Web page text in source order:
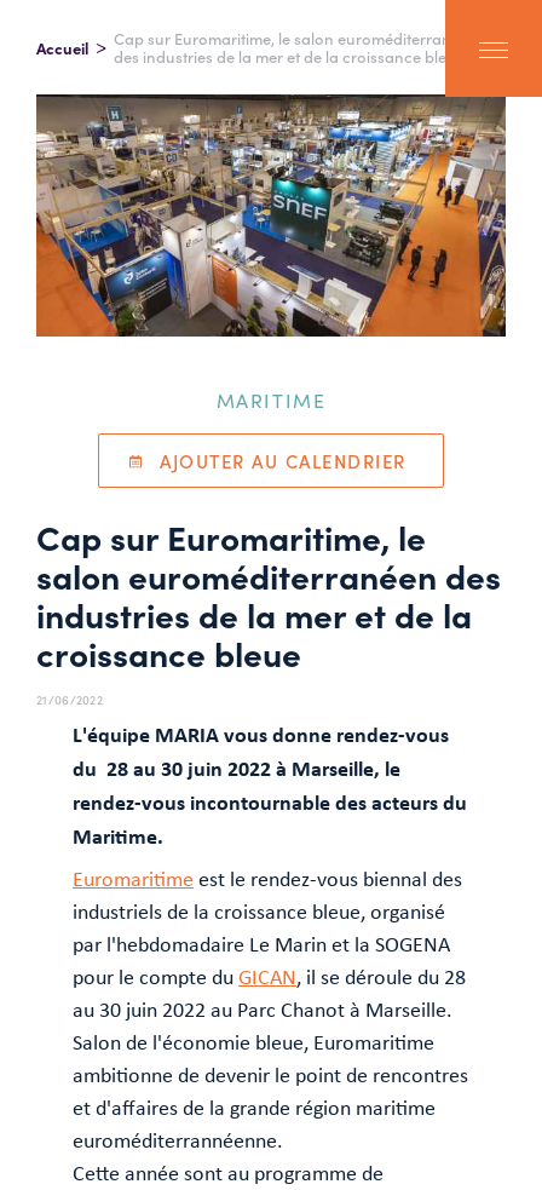
Accueil Cap sur Euromaritime, le salon euroméditerranéen
des industries de la mer et de la croissance bleue
MARITIME
AJOUTER AU CALENDRIER
Cap sur Euromaritime, le
salon euroméditerranéen des
industries de la mer et de la
croissance bleue
21/06/2022
L'équipe MARIA vous donne rendez-vous
du 28 au 30 juin 2022 à Marseille, le
rendez-vous incontournable des acteurs du
Maritime.
Euromaritime est le rendez-vous biennal des
industriels de la croissance bleue, organisé
par l'hebdomadaire Le Marin et la SOGENA
pour le compte duGICAN, il se déroule du 28
au 30 juin 2022 au Parc Chanot à Marseille.
Salon de l'économie bleue, Euromaritime
ambitionne de devenir le point de rencontres
et d'affaires de la grande région maritime
euroméditerrannéenne.
Cette année sont au programme de